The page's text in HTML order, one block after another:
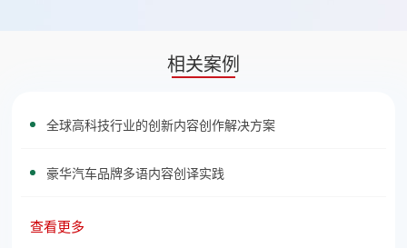
相关案例
全球高科技行业的创新内容创作解决方案
豪华汽车品牌多语内容创译实践
查看更多